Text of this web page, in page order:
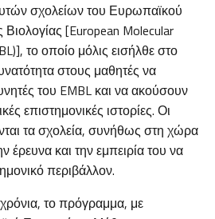
σχολείων του Ευρωπαϊκού
[European Molecular
το οποίο μόλις εισήλθε στο
στους μαθητές να
του EMBL και να ακούσουν
επιστημονικές ιστορίες. Οι
τα σχολεία, συνήθως στη χώρα
έρευνα και την εμπειρία του να
περιβάλλον.
το πρόγραμμα, με